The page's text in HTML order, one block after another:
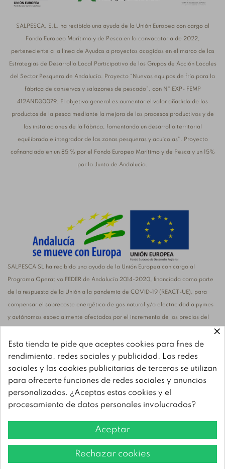
SALPESCA, S.L. ha recibido una ayuda de la Unión Europea con cargo al
Fondo Europeo Marítimo y de Pesca en la convocatoria de 2022,
perteneciente a la línea de Ayudas a proyectos acogidos en el marco de las
Estrategias de Desarrollo Local Participativo de los Grupos de Acción Locales
del Sector Pesquero de Andalucía. Proyecto “Nuevos equipos de frío para la
fábrica de conservas y salazones de pescado”, con Nº EXP- FEMP
412AND30079. El objetivo general es aumentar el valor añadido de los
productos de la pesca mediante la mejora de los procesos productivos y de
las instalaciones de la fábrica, fomentando un desarrollo territorial
equilibrado e integrador de las zonas pesqueras y acuícolas”. Proyecto
cofinanciado en un 85 % por el Fondo Europeo Marítimo y de Pesca y un 15%
por la Junta de Andalucía.
SALPESCA SL ha recibido una ayuda de la Unión Europea con cargo al
Programa Operativo FEDER de Andalucía 2014-2020, financiada como parte
de la respuesta de la Unión a la pandemia de COVID-19 (REACT-UE), para
compensar el sobrecoste energético de gas natural y/o electricidad a pymes
y autónomos especialmente afectados por el incremento de los precios del
agresión de Rusia contra Ucrania
SALPESCA, S.L. ha recibido una ayuda de la Unión Europea con cargo al
Programa FEMPA Andalucía 2021-2027, para la adquisición de nueva
maquinaria para la mejora de procesos productivos. El objetivo principal es la
modernización de las instalaciones para optimizar sus procesos productivos y
mejorar la eficiencia energética de los mismos.
×
Esta tienda te pide que aceptes cookies para fines de
rendimiento, redes sociales y publicidad. Las redes
sociales y las cookies publicitarias de terceros se utilizan
para ofrecerte funciones de redes sociales y anuncios
personalizados. ¿Aceptas estas cookies y el
procesamiento de datos personales involucrados?
Aceptar
Rechazar cookies